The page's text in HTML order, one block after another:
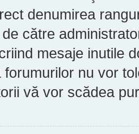
denumirea
către
mesaje inutile
forumurilor nu vor
vă vor scădea